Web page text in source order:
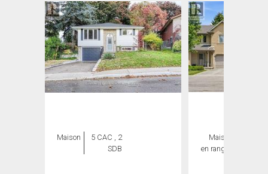
Maison
5 CAC , 2
SDB
Maison
en rangée